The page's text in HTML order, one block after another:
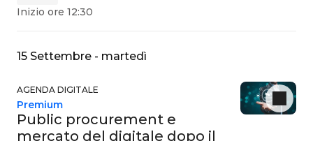
Inizio ore 12:30
15 Settembre - martedì
AGENDA DIGITALE
Public procurement e
mercato del digitale dopo il
Premium